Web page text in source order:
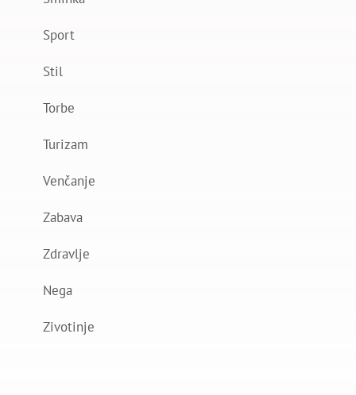
Sport
Stil
Torbe
Turizam
Venčanje
Zabava
Zdravlje
Nega
Zivotinje